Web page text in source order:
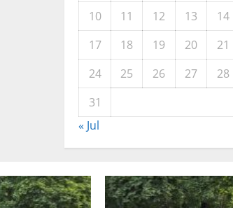
10
11 12 13 14
17
18 19 20 21
24
25 26 27 28
31
« Jul